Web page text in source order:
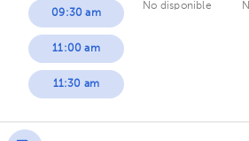
09:30 am
11:00 am
11:30 am
No disponible